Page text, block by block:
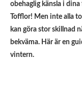
obehaglig känsla i
Tofflor! Men inte alla
kan göra stor skillnad
bekväma. Här är en
vintern.